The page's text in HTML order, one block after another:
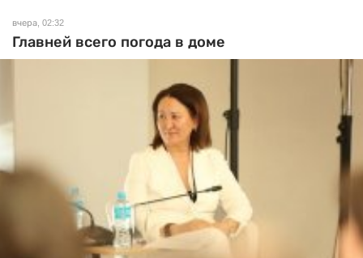
вчера, 02:32
Главней всего погода в доме